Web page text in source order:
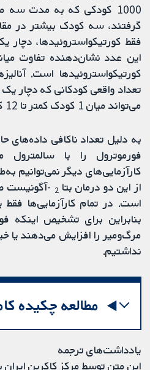
1000 کودکی که به مدت سه
گرفتند، سه کودک بیشتر در
فقط کورتیکواستروئیدها،
این عدد نشان‌دهنده تفاوت
کورتیکواستروئیدها است.
تعداد واقعی کودکانی که دچار
می‌تواند میان 1 کودک کمتر تا 12 کودک بیشتر باشد.
به دلیل تعداد ناکافی داده‌های
فورموترول را با سالمترول
کارآزمایی‌های دیگر نمی‌توانیم
از این دو درمان بتا 2 -آگونیست
است. در تمام کارآزمایی‌ها
بنابراین برای تشخیص اینکه
مرگ‌ومیر را افزایش می‌دهند یا
نداشتیم.
مطالعه چکیده
یادداشت‌های ترجمه
این متن توسط مرکز کاکرین